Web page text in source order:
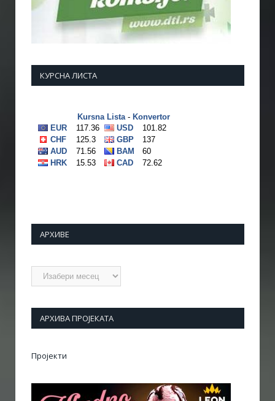
КУРСНА ЛИСТА
АРХИВЕ
Архиве
АРХИВА ПРОЈЕКАТА
Пројекти